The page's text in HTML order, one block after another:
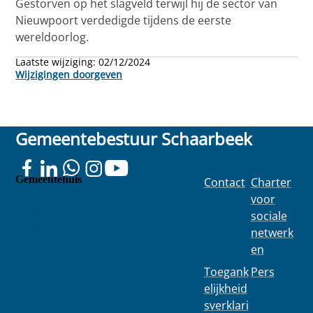
Gestorven op het slagveld terwijl hij de sector van
Nieuwpoort verdedigde tijdens de eerste
wereldoorlog.
Laatste wijziging:02/12/2024
Wijzigingen doorgeven
Gemeentebestuur Schaarbeek
Gemeentehuis Contact
Toegank
elijkheid
sverklari
Charter
voor
sociale
netwerk
en
Pers